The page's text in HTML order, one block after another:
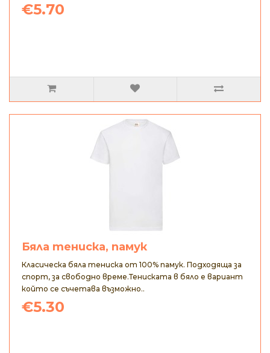
€5.70
Бяла тениска, памук
Класическа бяла тениска от 100% памук. Подходяща за
спорт, за свободно време.Тениската в бяло е вариант
който се съчетава възможно..
€5.30